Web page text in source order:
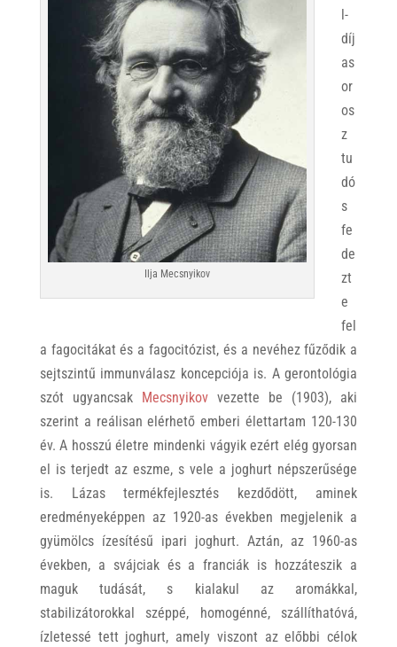
Ilja Mecsnyikov
l-
díj
as
or
os
z
tu
dó
s
fe
de
zt
e
fel
a fagocitákat és a fagocitózist, és a nevéhez fűződik a
sejtszintű immunválasz koncepciója is. A gerontológia
szót ugyancsak Mecsnyikovvezette be (1903), aki
szerint a reálisan elérhető emberi élettartam 120-130
év. A hosszú életre mindenki vágyik ezért elég gyorsan
el is terjedt az eszme, s vele a joghurt népszerűsége
is. Lázas termékfejlesztés kezdődött, aminek
eredményeképpen az 1920-as években megjelenik a
gyümölcs ízesítésű ipari joghurt. Aztán, az 1960-as
években, a svájciak és a franciák is hozzáteszik a
maguk tudását, s kialakul az aromákkal,
stabilizátorokkal széppé, homogénné, szállíthatóvá,
ízletessé tett joghurt, amely viszont az előbbi célok